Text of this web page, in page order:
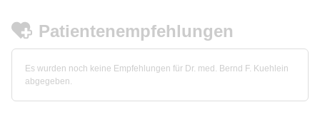
Patientenempfehlungen
Es wurden noch keine Empfehlungen für Dr. med. Bernd F. Kuehlein
abgegeben.